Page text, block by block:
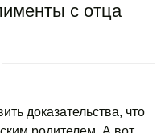
с отца
доказательства, что